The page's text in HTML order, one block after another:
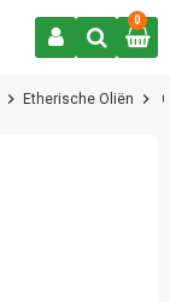
0
chevron_right Etherische Oliën chevron_right